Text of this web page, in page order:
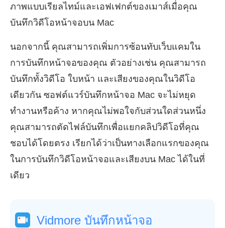
ภาพแบบเรียลไทม์และเอฟเฟกต์ของเมาส์เมื่อคุณ
บันทึกวิดีโอหน้าจอบน Mac
นอกจากนี้ คุณสามารถเพิ่มการซ้อนทับเว็บแคมใน
การบันทึกหน้าจอของคุณ ตัวอย่างเช่น คุณสามารถ
บันทึกทั้งวิดีโอ ใบหน้า และเสียงของคุณในวิดีโอ
เดียวกัน ซอฟต์แวร์บันทึกหน้าจอ Mac จะไม่หยุด
ทำงานหรือค้าง หากคุณไม่พอใจกับส่วนใดส่วนหนึ่ง
คุณสามารถตัดไฟล์บันทึกเพื่อแยกคลิปวิดีโอที่คุณ
ชอบได้โดยตรง เรียกได้ว่าเป็นทางเลือกแรกของคุณ
ในการบันทึกวิดีโอหน้าจอและเสียงบน Mac ได้ในที่
เดียว
Vidmore บันทึกหน้าจอ